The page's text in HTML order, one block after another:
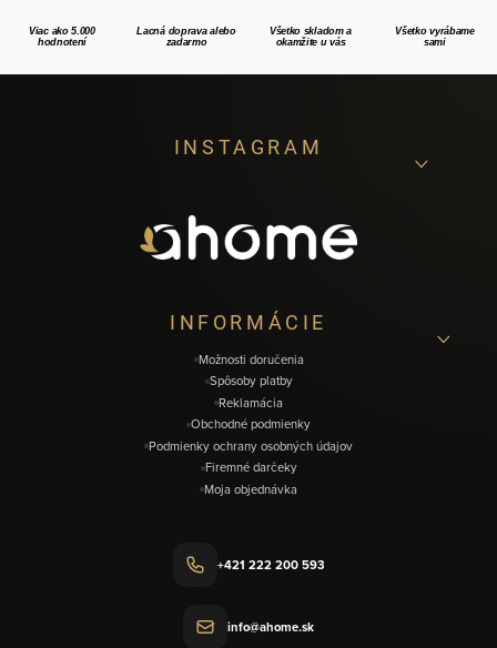
Viac ako 5.000
hodnotení
Lacná doprava alebo
zadarmo
Všetko skladom a
okamžite u vás
Všetko vyrábame
sami
INSTAGRAM
INFORMÁCIE
Možnosti doručenia
Spôsoby platby
Reklamácia
Obchodné podmienky
Podmienky ochrany osobných údajov
Firemné darčeky
Moja objednávka
+421 222 200 593
info@ahome.sk